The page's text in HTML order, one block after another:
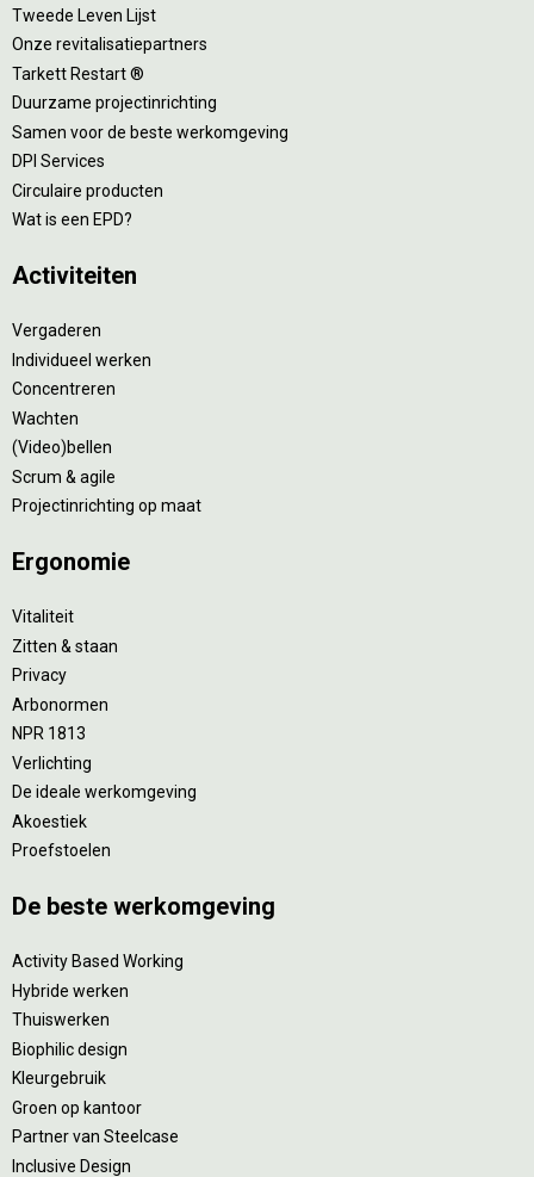
Tweede Leven Lijst
Onze revitalisatiepartners
Tarkett Restart ®
Duurzame projectinrichting
Samen voor de beste werkomgeving
DPI Services
Circulaire producten
Wat is een EPD?
Activiteiten
Vergaderen
Individueel werken
Concentreren
Wachten
(Video)bellen
Scrum & agile
Projectinrichting op maat
Ergonomie
Vitaliteit
Zitten & staan
Privacy
Arbonormen
NPR 1813
Verlichting
De ideale werkomgeving
Akoestiek
Proefstoelen
De beste werkomgeving
Activity Based Working
Hybride werken
Thuiswerken
Biophilic design
Kleurgebruik
Groen op kantoor
Partner van Steelcase
Inclusive Design